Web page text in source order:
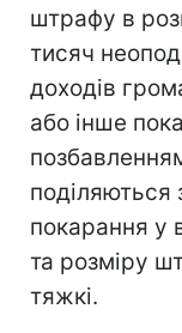
штрафу в
тисяч
доходів
або інше
поділяються
покарання у
та розміру
тяжкі.